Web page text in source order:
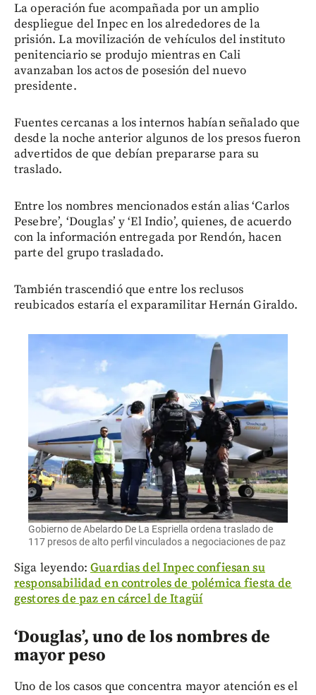
La operación fue acompañada por un amplio
despliegue del Inpec en los alrededores de la
prisión. La movilización de vehículos del instituto
penitenciario se produjo mientras en Cali
avanzaban los actos de posesión del nuevo
presidente.
Fuentes cercanas a los internos habían señalado que
desde la noche anterior algunos de los presos fueron
advertidos de que debían prepararse para su
traslado.
Entre los nombres mencionados están alias ‘Carlos
Pesebre’, ‘Douglas’ y ‘El Indio’, quienes, de acuerdo
con la información entregada por Rendón, hacen
parte del grupo trasladado.
También trascendió que entre los reclusos
reubicados estaría el exparamilitar Hernán Giraldo.
Gobierno de Abelardo De La Espriella ordena traslado de
117 presos de alto perfil vinculados a negociaciones de paz
Siga leyendo:Guardias del Inpec confiesan su
responsabilidad en controles de polémica fiesta de
gestores de paz en cárcel de Itagüí
‘Douglas’, uno de los nombres de
mayor peso
Uno de los casos que concentra mayor atención es el